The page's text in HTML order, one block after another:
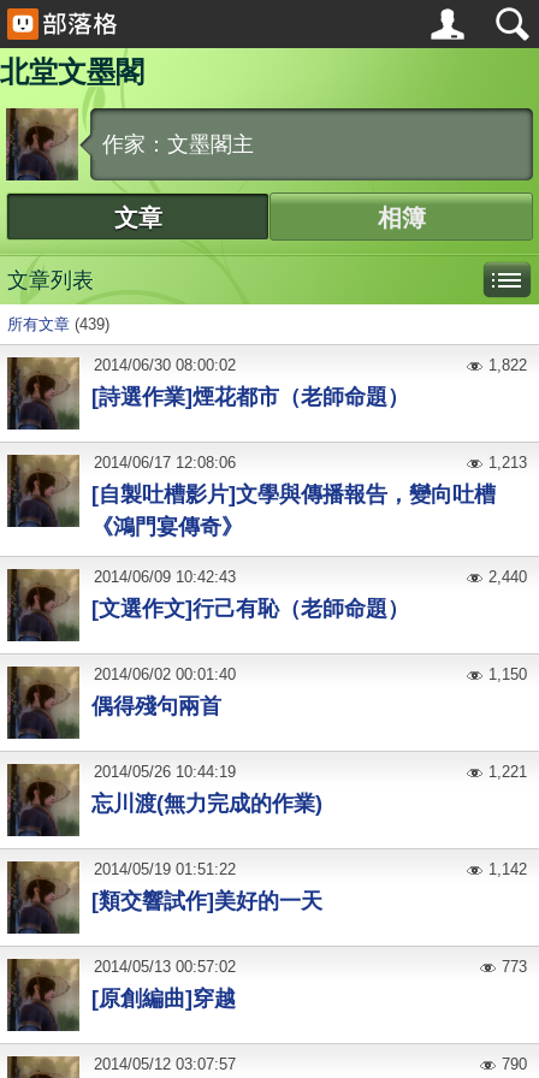
北堂文墨閣
作家：文墨閣主
文章 相簿
文章列表
所有文章 (439)
[詩選作業]煙花都市（老師命題）
2014/06/30 08:00:02 1,822
[自製吐槽影片]文學與傳播報告，變向吐槽
《鴻門宴傳奇》
2014/06/17 12:08:06 1,213
[文選作文]行己有恥（老師命題）
2014/06/09 10:42:43 2,440
偶得殘句兩首
2014/06/02 00:01:40 1,150
忘川渡(無力完成的作業)
2014/05/26 10:44:19 1,221
[類交響試作]美好的一天
2014/05/19 01:51:22 1,142
[原創編曲]穿越
2014/05/13 00:57:02 773
2014/05/12 03:07:57 790